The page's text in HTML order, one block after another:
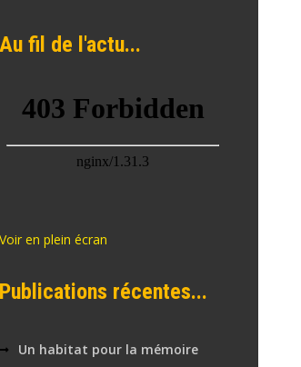
Au fil de l'actu...
Voir en plein écran
Publications récentes...
Un habitat pour la mémoire